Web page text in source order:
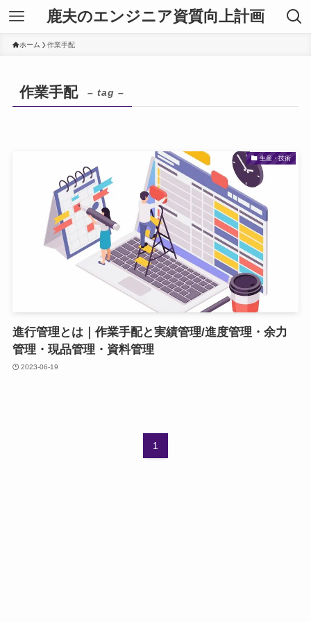
鹿夫のエンジニア資質向上計画
ホーム 作業手配
作業手配 – tag –
生産・技術
進行管理とは｜作業手配と実績管理/進度管理・余力
管理・現品管理・資料管理
2023-06-19
1